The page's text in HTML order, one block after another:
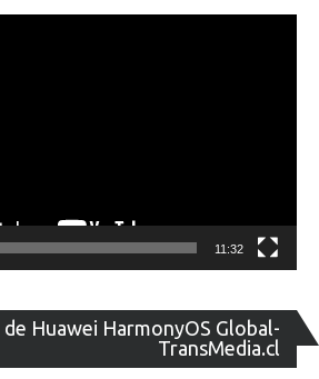
11:32
de Huawei HarmonyOS Global-
TransMedia.cl
de